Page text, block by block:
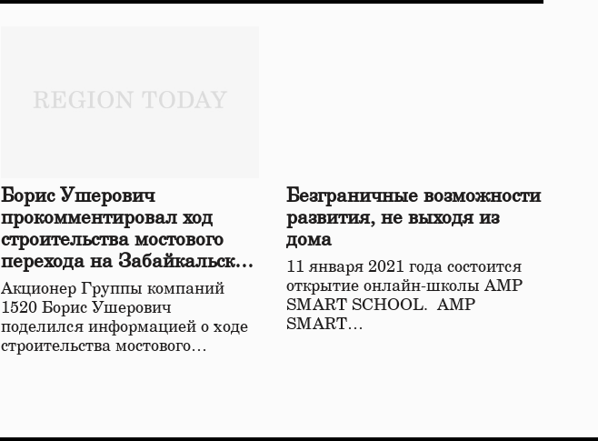
Борис Ушерович
прокомментировал ход
строительства мостового
перехода на Забайкальской
железной дороге
Акционер Группы компаний
1520 Борис Ушерович
поделился информацией о ходе
строительства мостового…
Безграничные возможности
развития, не выходя из
дома
11 января 2021 года состоится
открытие онлайн-школы АМР
SMART SCHOOL. АМР
SMART…